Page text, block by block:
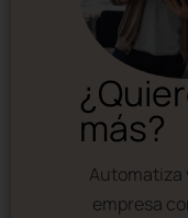
más?
Automatiza
empresa